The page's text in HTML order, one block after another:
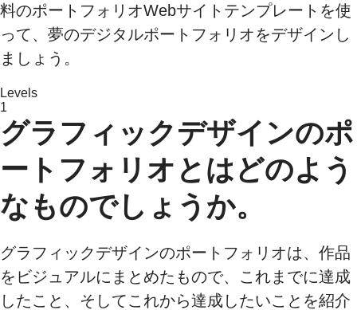
料のポートフォリオWebサイトテンプレートを使
って、夢のデジタルポートフォリオをデザインし
ましょう。
Levels
1
グラフィックデザインのポ
ートフォリオとはどのよう
なものでしょうか。
グラフィックデザインのポートフォリオは、作品
をビジュアルにまとめたもので、これまでに達成
したこと、そしてこれから達成したいことを紹介